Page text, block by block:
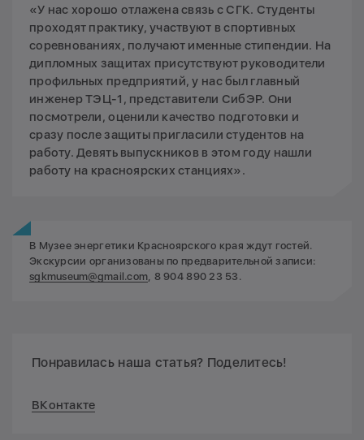
«У нас хорошо отлажена связь с СГК. Студенты
проходят практику, участвуют в спортивных
соревнованиях, получают именные стипендии. На
дипломных защитах присутствуют руководители
профильных предприятий, у нас был главный
инженер ТЭЦ-1, представители СибЭР. Они
посмотрели, оценили качество подготовки и
сразу после защиты пригласили студентов на
работу. Девять выпускников в этом году нашли
работу на красноярских станциях».
В Музее энергетики Красноярского края ждут гостей.
Экскурсии организованы по предварительной записи:
sgkmuseum@gmail.com , 8 904 890 23 53.
Понравилась наша статья? Поделитесь!
ВКонтакте